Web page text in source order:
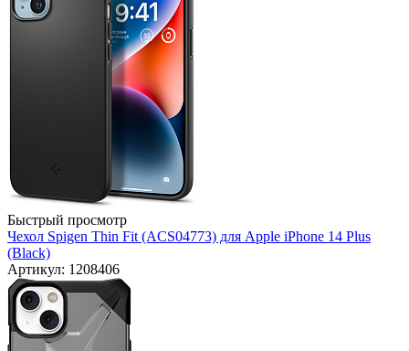
Быстрый просмотр
Чехол Spigen Thin Fit (ACS04773) для Apple iPhone 14 Plus
(Black)
Артикул: 1208406